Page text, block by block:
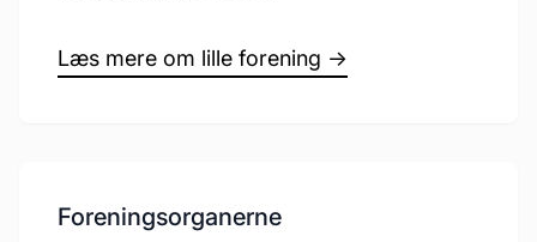
Læs mere om lille forening →
Foreningsorganerne